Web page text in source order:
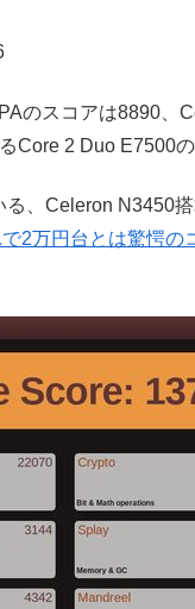
のスコアは8890、
Core 2 Duo E7500
、Celeron N3450
2万円台とは驚愕の